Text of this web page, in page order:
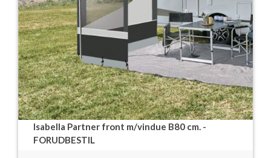
Isabella Partner front m/vindue B80 cm. -
FORUDBESTIL